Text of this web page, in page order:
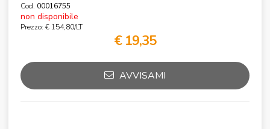
Cod. 00016755
non disponibile
Prezzo: € 154,80/LT
€ 19,35
AVVISAMI